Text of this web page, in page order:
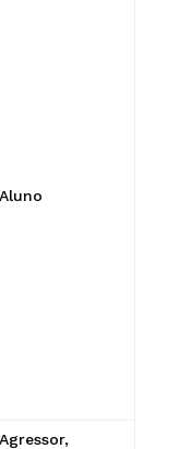
Aluno
Agressor,